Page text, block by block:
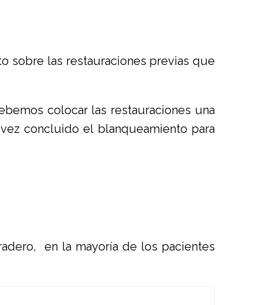
sobre las restauraciones previas que
colocar las restauraciones una
concluido el blanqueamiento para
en la mayoría de los pacientes